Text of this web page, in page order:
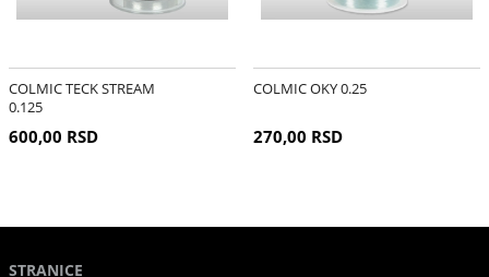
COLMIC TECK STREAM
0.125
600,00 RSD
COLMIC OKY 0.25
270,00 RSD
STRANICE